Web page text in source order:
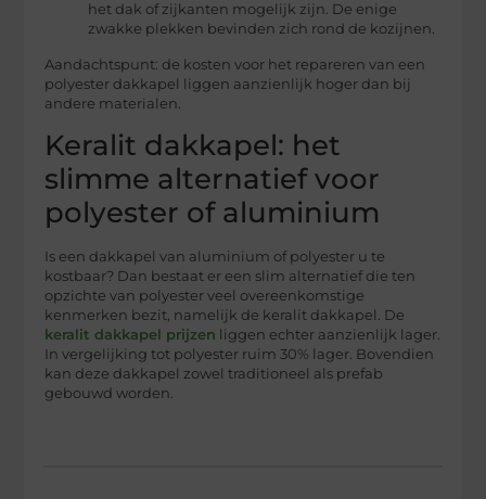
het dak of zijkanten mogelijk zijn. De enige
zwakke plekken bevinden zich rond de kozijnen.
Aandachtspunt: de kosten voor het repareren van een
polyester dakkapel liggen aanzienlijk hoger dan bij
andere materialen.
Keralit dakkapel: het
slimme alternatief voor
polyester of aluminium
Is een dakkapel van aluminium of polyester u te
kostbaar? Dan bestaat er een slim alternatief die ten
opzichte van polyester veel overeenkomstige
kenmerken bezit, namelijk de keralit dakkapel. De
keralit dakkapel prijzen liggen echter aanzienlijk lager.
In vergelijking tot polyester ruim 30% lager. Bovendien
kan deze dakkapel zowel traditioneel als prefab
gebouwd worden.